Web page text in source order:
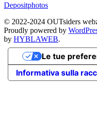
Depositphotos
© 2022-2024 OUTsiders
Proudly powered by
by HYBLAWEB.
Informativa sulla
Le tue